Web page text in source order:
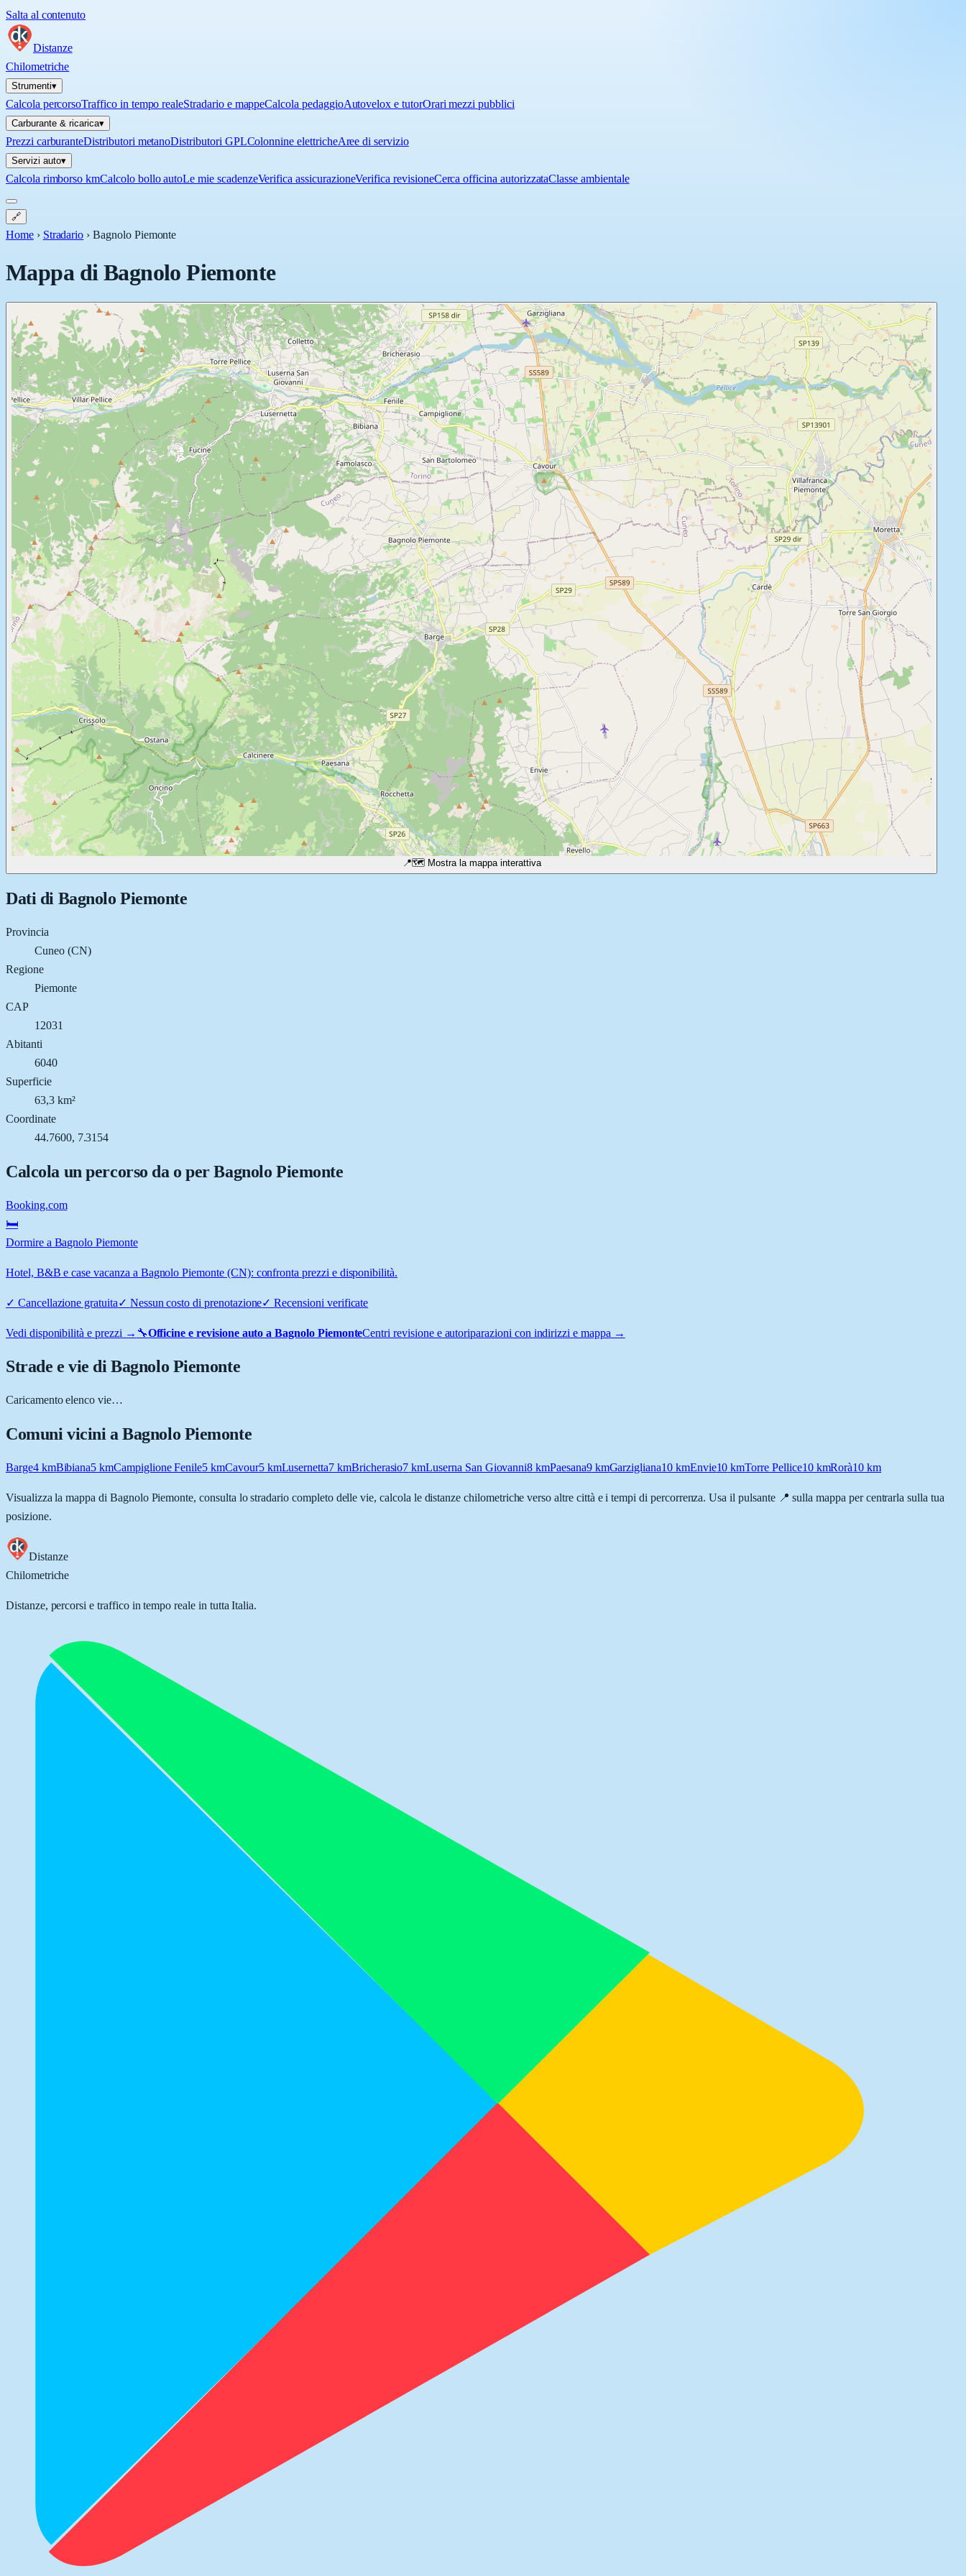
Salta al contenuto
Distanze
Chilometriche
Strumenti▾
Calcola percorsoTraffico in tempo realeStradario e mappeCalcola pedaggioAutovelox e tutorOrari mezzi pubblici
Carburante & ricarica▾
Prezzi carburanteDistributori metanoDistributori GPLColonnine elettricheAree di servizio
Servizi auto▾
Calcola rimborso kmCalcolo bollo autoLe mie scadenzeVerifica assicurazioneVerifica revisioneCerca officina autorizzataClasse ambientale
🔗
Home › Stradario ›Bagnolo Piemonte
Mappa diBagnolo Piemonte
📍🗺️ Mostra la mappa interattiva
Dati di Bagnolo Piemonte
Provincia
Cuneo (CN)
Regione
Piemonte
CAP
12031
Abitanti
6040
Superficie
63,3 km²
Coordinate
44.7600, 7.3154
Calcola un percorso da o perBagnolo Piemonte
Booking.com
🛏️
Dormire a Bagnolo Piemonte
Hotel, B&B e case vacanza a Bagnolo Piemonte (CN): confronta prezzi e disponibilità.
✓ Cancellazione gratuita✓ Nessun costo di prenotazione✓Recensioni verificate
Vedi disponibilità e prezzi → 🔧Officine e revisione auto aBagnolo PiemonteCentri revisione e autoriparazioni con indirizzi e mappa →
Strade e vie diBagnolo Piemonte
Caricamento elenco vie…
Comuni vicini aBagnolo Piemonte
Barge4kmBibiana5 kmCampiglione Fenile5 kmCavour5kmLusernetta7 kmBricherasio7 kmLuserna San Giovanni8 kmPaesana9kmGarzigliana10kmEnvie10 kmTorre Pellice10kmRorà10 km
Visualizza la mappa di Bagnolo Piemonte, consulta lo stradario completo delle vie, calcola le distanze chilometriche verso altre città e i tempi di percorrenza. Usa il pulsante 📍 sulla mappa per centrarla sulla tua
posizione.
Distanze
Chilometriche
Distanze, percorsi e traffico in tempo reale in tutta Italia.